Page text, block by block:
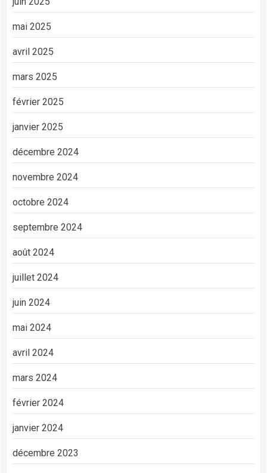
mai 2025
avril 2025
mars 2025
février 2025
janvier 2025
décembre 2024
novembre 2024
octobre 2024
septembre 2024
août 2024
juillet 2024
juin 2024
mai 2024
avril 2024
mars 2024
février 2024
janvier 2024
décembre 2023